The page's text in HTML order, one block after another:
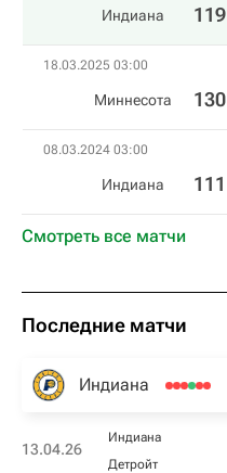
Индиана 119
18.03.2025 03:00
Миннесота 130
08.03.2024 03:00
Индиана 111
Смотреть все матчи
Последние матчи
Индиана
13.04.26
Индиана
Детройт